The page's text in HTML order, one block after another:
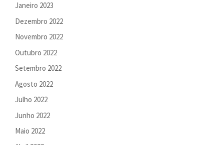
Janeiro 2023
Dezembro 2022
Novembro 2022
Outubro 2022
Setembro 2022
Agosto 2022
Julho 2022
Junho 2022
Maio 2022